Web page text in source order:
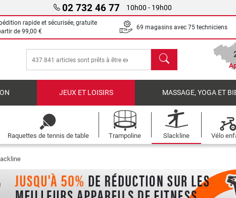
02 732 46 77 10h00 - 19h00
rapide et sécurisée, gratuite
de 99,00 €
69 magasins avec 75 techniciens
chercher
JEUX ET LOISIRS MASSAGE, YOGA ET
Raquettes de tennis de table Trampoline Slackline Vélo